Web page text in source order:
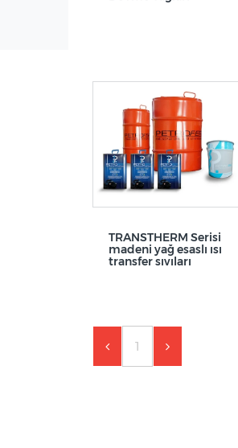
TRANSTHERM Serisi
madeni yağ esaslı ısı
transfer sıvıları
1